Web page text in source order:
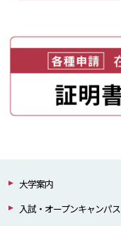
大学案内
入試・オープンキャンパス